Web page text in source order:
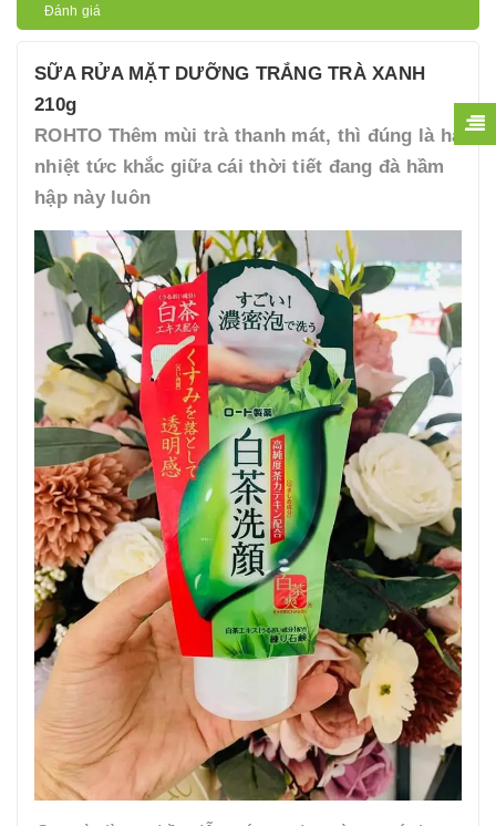
Đánh giá
SỮA RỬA MẶT DƯỠNG TRẮNG TRÀ XANH
210g
ROHTO Thêm mùi trà thanh mát, thì đúng là hạ
nhiệt tức khắc giữa cái thời tiết đang đà hầm
hập này luôn